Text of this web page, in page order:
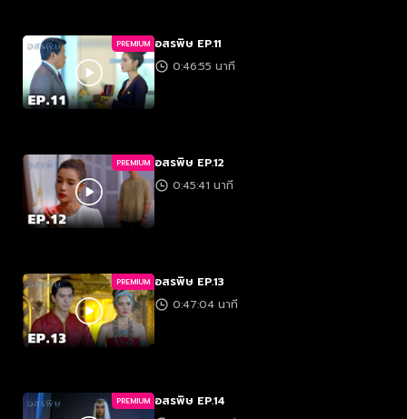
PREMIUM อสรพิษ EP.11
0:46:55 นาที
PREMIUM อสรพิษ EP.12
0:45:41 นาที
PREMIUM อสรพิษ EP.13
0:47:04 นาที
PREMIUM อสรพิษ EP.14